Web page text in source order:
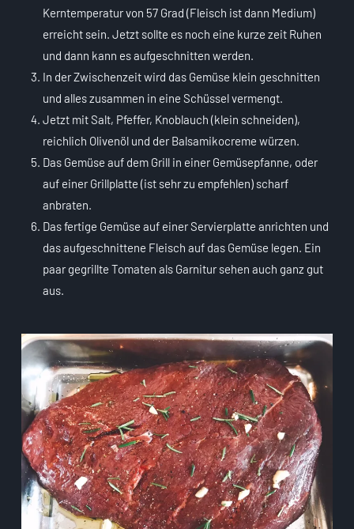
Kerntemperatur von 57 Grad (Fleisch ist dann Medium)
erreicht sein. Jetzt sollte es noch eine kurze zeit Ruhen
und dann kann es aufgeschnitten werden.
In der Zwischenzeit wird das Gemüse klein geschnitten
und alles zusammen in eine Schüssel vermengt.
Jetzt mit Salt, Pfeffer, Knoblauch (klein schneiden),
reichlich Olivenöl und der Balsamikocreme würzen.
Das Gemüse auf dem Grill in einer Gemüsepfanne, oder
auf einer Grillplatte (ist sehr zu empfehlen) scharf
anbraten.
Das fertige Gemüse auf einer Servierplatte anrichten und
das aufgeschnittene Fleisch auf das Gemüse legen. Ein
paar gegrillte Tomaten als Garnitur sehen auch ganz gut
aus.